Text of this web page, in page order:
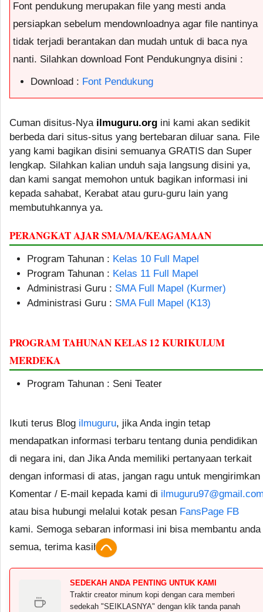
Font pendukung merupakan file yang mesti anda
persiapkan sebelum mendownloadnya agar file nantinya
tidak terjadi berantakan dan mudah untuk di baca nya
nanti. Silahkan download Font Pendukungnya disini :
Download : Font Pendukung
Cuman disitus-Nya ilmuguru.org ini kami akan sedikit
berbeda dari situs-situs yang bertebaran diluar sana. File
yang kami bagikan disini semuanya GRATIS dan Super
lengkap. Silahkan kalian unduh saja langsung disini ya,
dan kami sangat memohon untuk bagikan informasi ini
kepada sahabat, Kerabat atau guru-guru lain yang
membutuhkannya ya.
PERANGKAT AJAR SMA/MA/KEAGAMAAN
Program Tahunan : Kelas 10 Full Mapel
Program Tahunan : Kelas 11 Full Mapel
Administrasi Guru : SMA Full Mapel (Kurmer)
Administrasi Guru : SMA Full Mapel (K13)
PROGRAM TAHUNAN KELAS 12 KURIKULUM
MERDEKA
Program Tahunan : Seni Teater
Ikuti terus Blog ilmuguru, jika Anda ingin tetap
mendapatkan informasi terbaru tentang dunia pendidikan
di negara ini, dan Jika Anda memiliki pertanyaan terkait
dengan informasi di atas, jangan ragu untuk mengirimkan
Komentar / E-mail kepada kami di
atau bisa hubungi melalui kotak pesan FansPage FB
kami. Semoga sebaran informasi ini bisa membantu anda
semua, terima kasih.
SEDEKAH ANDA PENTING UNTUK KAMI
Traktir creator minum kopi dengan cara memberi
sedekah "SEIKLASNYA" dengan klik tanda panah